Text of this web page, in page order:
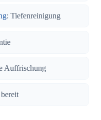
: Tiefenreinigung
Auffrischung